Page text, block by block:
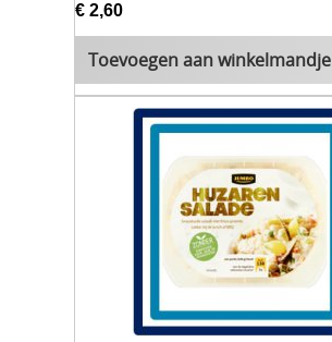
€ 2,60
Toevoegen aan winkelmandje